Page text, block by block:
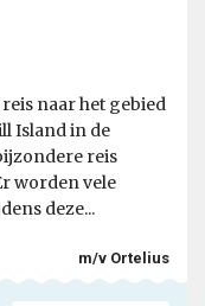
naar het gebied
Island in de
reis
worden vele
deze...
m/v Ortelius